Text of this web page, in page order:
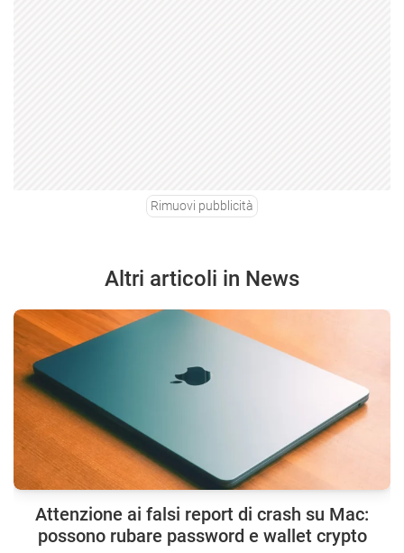
Rimuovi pubblicità
Altri articoli in News
Attenzione ai falsi report di crash su Mac:
possono rubare password e wallet crypto